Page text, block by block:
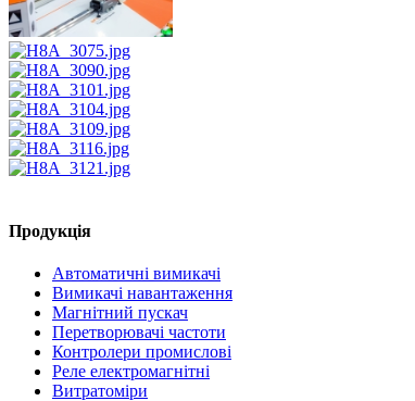
Продукція
Автоматичні вимикачі
Вимикачі навантаження
Магнітний пускач
Перетворювачі частоти
Контролери промислові
Реле електромагнітні
Витратоміри